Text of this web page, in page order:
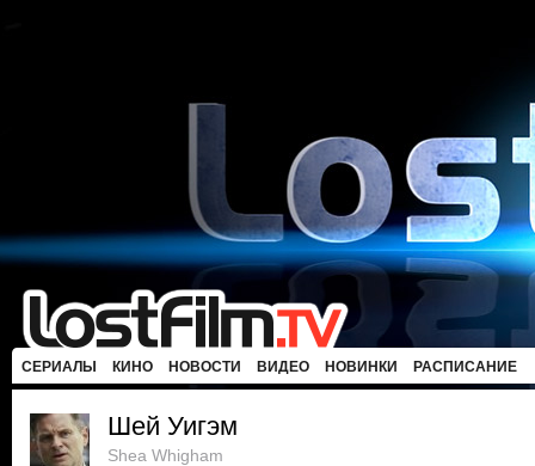
СЕРИАЛЫ КИНО НОВОСТИ ВИДЕО НОВИНКИ РАСПИСАНИЕ
Шей Уигэм
Shea Whigham